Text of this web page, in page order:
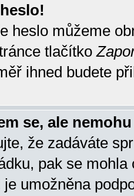
heslo můžeme
tlačítko
ihned budete
se, ale
že zadáváte
pak se
umožněna